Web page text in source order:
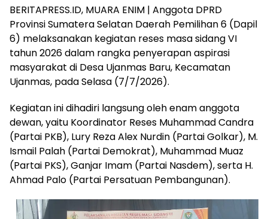
BERITAPRESS.ID, MUARA ENIM | Anggota DPRD
Provinsi Sumatera Selatan Daerah Pemilihan 6 (Dapil
6) melaksanakan kegiatan reses masa sidang VI
tahun 2026 dalam rangka penyerapan aspirasi
masyarakat di Desa Ujanmas Baru, Kecamatan
Ujanmas, pada Selasa (7/7/2026).
Kegiatan ini dihadiri langsung oleh enam anggota
dewan, yaitu Koordinator Reses Muhammad Candra
(Partai PKB), Lury Reza Alex Nurdin (Partai Golkar), M.
Ismail Palah (Partai Demokrat), Muhammad Muaz
(Partai PKS), Ganjar Imam (Partai Nasdem), serta H.
Ahmad Palo (Partai Persatuan Pembangunan).